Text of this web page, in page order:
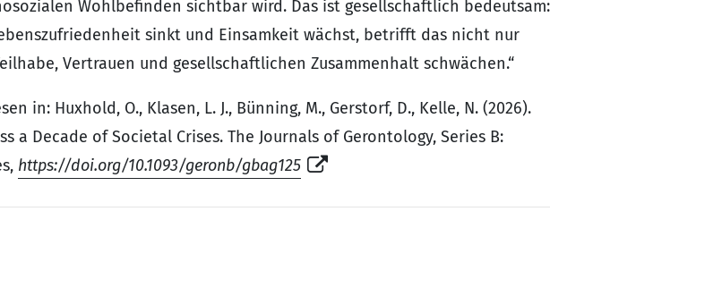
Wohlbefinden sichtbar wird. Das ist gesellschaftlich bedeutsam:
sinkt und Einsamkeit wächst, betrifft das nicht nur
Vertrauen und gesellschaftlichen Zusammenhalt schwächen.“
in: Huxhold, O., Klasen, L. J., Bünning, M., Gerstorf, D., Kelle, N. (2026).
a Decade of Societal Crises. The Journals of Gerontology, Series B:
https://doi.org/10.1093/geronb/gbag125